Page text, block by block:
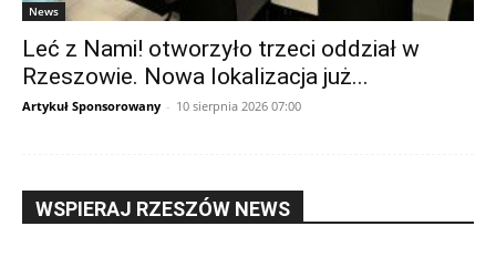
News
Leć z Nami! otworzyło trzeci oddział w
Rzeszowie. Nowa lokalizacja już...
Artykuł Sponsorowany - 10 sierpnia 2026 07:00
WSPIERAJ RZESZÓW NEWS